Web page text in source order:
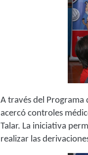
A través del Programa
acercó controles
Talar. La iniciativa
realizar las